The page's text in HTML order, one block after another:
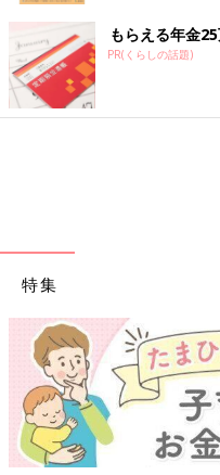
もらえる年金
PR(くらしの話題)
特集